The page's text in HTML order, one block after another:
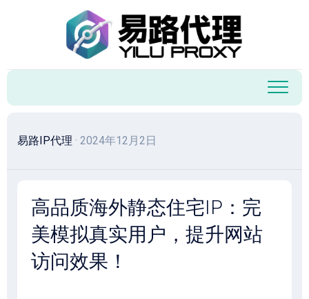
易路IP代理 · 2024年12月2日
高品质海外静态住宅IP：完
美模拟真实用户，提升网站
访问效果！